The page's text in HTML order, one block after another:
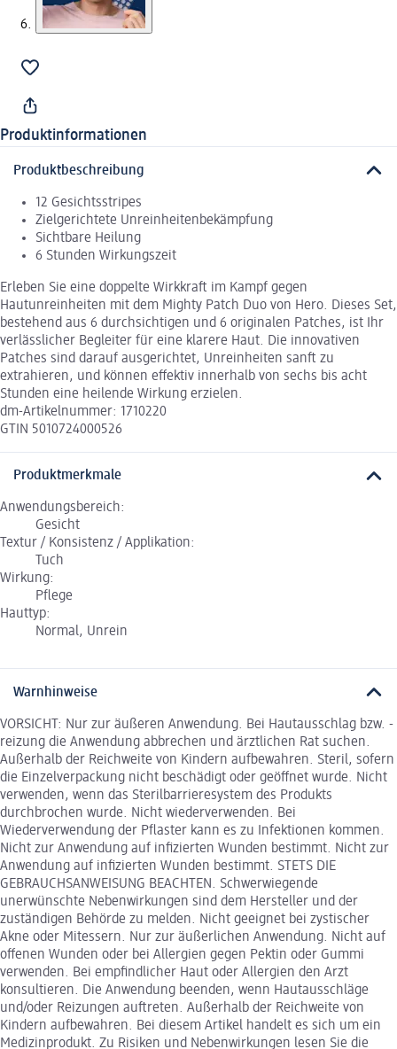
Produktinformationen
Produktbeschreibung
12 Gesichtsstripes
Zielgerichtete Unreinheitenbekämpfung
Sichtbare Heilung
6 Stunden Wirkungszeit
Erleben Sie eine doppelte Wirkkraft im Kampf gegen
Hautunreinheiten mit dem Mighty Patch Duo von Hero. Dieses Set,
bestehend aus 6 durchsichtigen und 6 originalen Patches, ist Ihr
verlässlicher Begleiter für eine klarere Haut. Die innovativen
Patches sind darauf ausgerichtet, Unreinheiten sanft zu
extrahieren, und können effektiv innerhalb von sechs bis acht
Stunden eine heilende Wirkung erzielen.
dm-Artikelnummer: 1710220
GTIN 5010724000526
Produktmerkmale
Anwendungsbereich:
Gesicht
Textur / Konsistenz / Applikation:
Tuch
Wirkung:
Pflege
Hauttyp:
Normal, Unrein
Warnhinweise
VORSICHT: Nur zur äußeren Anwendung. Bei Hautausschlag bzw. -
reizung die Anwendung abbrechen und ärztlichen Rat suchen.
Außerhalb der Reichweite von Kindern aufbewahren. Steril, sofern
die Einzelverpackung nicht beschädigt oder geöffnet wurde. Nicht
verwenden, wenn das Sterilbarrieresystem des Produkts
durchbrochen wurde. Nicht wiederverwenden. Bei
Wiederverwendung der Pflaster kann es zu Infektionen kommen.
Nicht zur Anwendung auf infizierten Wunden bestimmt. Nicht zur
Anwendung auf infizierten Wunden bestimmt. STETS DIE
GEBRAUCHSANWEISUNG BEACHTEN. Schwerwiegende
unerwünschte Nebenwirkungen sind dem Hersteller und der
zuständigen Behörde zu melden. Nicht geeignet bei zystischer
Akne oder Mitessern. Nur zur äußerlichen Anwendung. Nicht auf
offenen Wunden oder bei Allergien gegen Pektin oder Gummi
verwenden. Bei empfindlicher Haut oder Allergien den Arzt
konsultieren. Die Anwendung beenden, wenn Hautausschläge
und/oder Reizungen auftreten. Außerhalb der Reichweite von
Kindern aufbewahren. Bei diesem Artikel handelt es sich um ein
Medizinprodukt. Zu Risiken und Nebenwirkungen lesen Sie die